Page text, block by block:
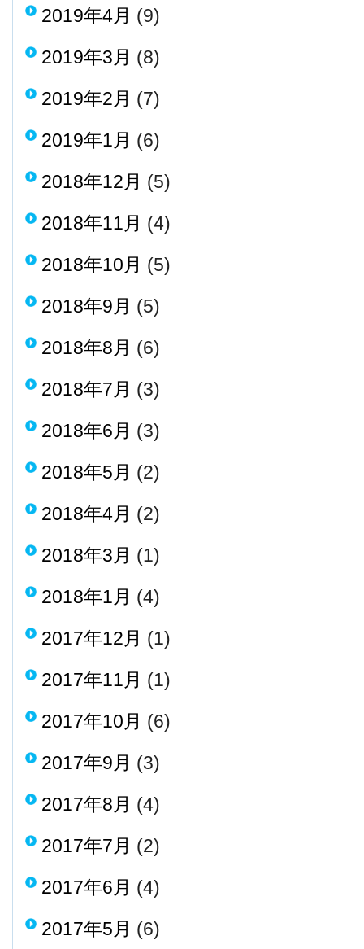
2019年4月 (9)
2019年3月 (8)
2019年2月 (7)
2019年1月 (6)
2018年12月 (5)
2018年11月 (4)
2018年10月 (5)
2018年9月 (5)
2018年8月 (6)
2018年7月 (3)
2018年6月 (3)
2018年5月 (2)
2018年4月 (2)
2018年3月 (1)
2018年1月 (4)
2017年12月 (1)
2017年11月 (1)
2017年10月 (6)
2017年9月 (3)
2017年8月 (4)
2017年7月 (2)
2017年6月 (4)
2017年5月 (6)